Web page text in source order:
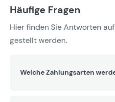
Häufige Fragen
Hier finden Sie Antworten
gestellt werden.
Welche Zahlungsarten